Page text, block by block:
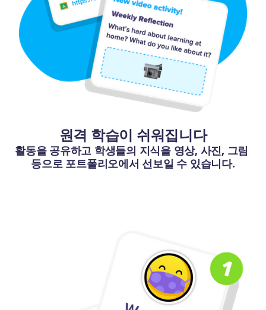
원격 학습이 쉬워집니다
활동을 공유하고 학생들의 지식을 영상, 사진, 그림
등으로 포트폴리오에서 선보일 수 있습니다.